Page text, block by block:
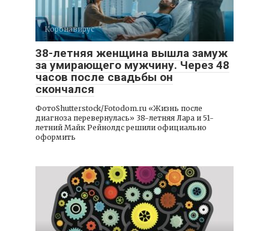
Коронавирус
38-летняя женщина вышла замуж
за умирающего мужчину. Через 48
часов после свадьбы он
скончался
ФотоShutterstock/Fotodom.ru «Жизнь после
диагноза перевернулась» 38-летняя Лара и 51-
летний Майк Рейнолдс решили официально
оформить